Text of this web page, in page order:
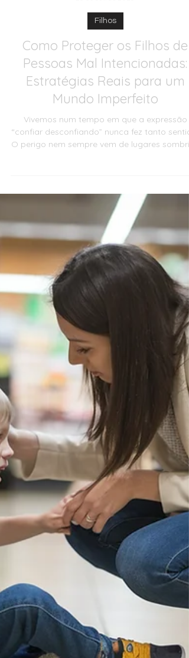
Mady Moreira
25 de out. de 2025
Filhos
Como Proteger os Filhos de
Pessoas Mal Intencionadas:
Estratégias Reais para um
“confiar desconfiando” nunca fez tanto
O perigo nem sempre vem de lugares
— muitas vezes esconde-se atrás de sorrisos
simpáticos, familiares próximos ou pessoas
aparentemente inofensivas. Este artigo vai
lo passo a passo por estratégias práticas:
desde como construir confiança, identificar
sinais de alerta, estabelecer regras de
convivência, até como conversar sobre o
sem tabus. Porque a proteção nasce de uma